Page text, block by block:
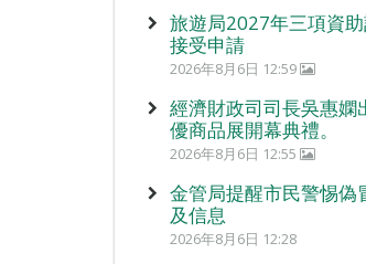
旅遊局2027年三項資
接受申請
2026年8月6日 12:59
經濟財政司司長吳惠嫻
優商品展開幕典禮。
2026年8月6日 12:55
金管局提醒市民警惕偽
及信息
2026年8月6日 12:28